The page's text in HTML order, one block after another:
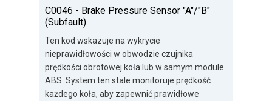
C0046 - Brake Pressure Sensor "A"/"B"
(Subfault)
Ten kod wskazuje na wykrycie
nieprawidłowości w obwodzie czujnika
prędkości obrotowej koła lub w samym module
ABS. System ten stale monitoruje prędkość
każdego koła, aby zapewnić prawidłowe